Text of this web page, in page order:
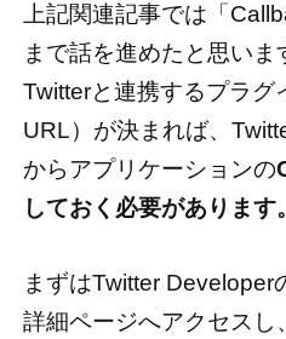
上記関連記事では「
まで話を進めたと思い
Twitterと連携するプラグ
URL）が決まれば、
からアプリケーションの
しておく必要があります。
まずはTwitter Developer
詳細ページへアクセスし、